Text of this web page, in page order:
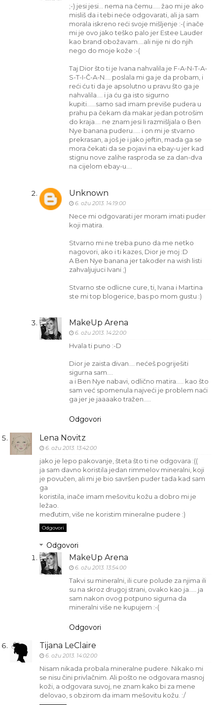
;-) jesi jesi... nema na čemu..... žao mi je ako
misliš da i tebi neće odgovarati, ali ja sam
morala iskreno reći svoje mišljenje :-( inače
mi je ovo jako teško palo jer Estee Lauder
kao brand obožavam....ali nije ni do njih
nego do moje kože :-(
Taj Dior što ti je Ivana nahvalila je F-A-N-T-A-
S-T-I-Č-A-N.... poslala mi ga je da probam, i
reći ću ti da je apsolutno u pravu što ga je
nahvalila.... i ja ću ga isto sigurno
kupiti......samo sad imam previše pudera u
prahu pa čekam da makar jedan potrošim
do kraja.... ne znam jesi li razmišljala o Ben
Nye banana puderu..... i on mi je stvarno
prekrasan, a još je i jako jeftin, mada ga se
mora čekati da se pojavi na ebay-u jer kad
stignu nove zalihe rasproda se za dan-dva
na cijelom ebay-u....
Unknown
6. ožu 2013. 14:19:00
Nece mi odgovarati jer moram imati puder
koji matira.
Stvarno mi ne treba puno da me netko
nagovori, ako i ti kazes, Dior je moj :D
A Ben Nye banana jer takoder na wish listi
zahvaljujuci Ivani ;)
Stvarno ste odlicne cure, ti, Ivana i Martina
ste mi top blogerice, bas po mom gustu :)
MakeUp Arena
6. ožu 2013. 14:22:00
Hvala ti puno :-D
Dior je zaista divan.... nećeš pogriješiti
sigurna sam....
a i Ben Nye nabavi, odlično matira..... kao što
sam već spomenula najveći je problem naći
ga jer je jaaaako tražen.....
Odgovori
Lena Novitz
6. ožu 2013. 13:42:00
jako je lepo pakovanje, šteta što ti ne odgovara :((
ja sam davno koristila jedan rimmelov mineralni, koji
je povučen, ali mi je bio savršen puder tada kad sam
ga
koristila, inače imam mešovitu kožu a dobro mi je
ležao.
međutim, više ne koristim mineralne pudere :)
Odgovori
Odgovori
MakeUp Arena
6. ožu 2013. 13:54:00
Takvi su mineralni, ili cure polude za njima ili
su na skroz drugoj strani, ovako kao ja..... ja
sam nakon ovog potpuno sigurna da
mineralni više ne kupujem :-(
Odgovori
Tijana LeClaire
6. ožu 2013. 14:02:00
Nisam nikada probala mineralne pudere. Nikako mi
se nisu čini privlačnim. Ali pošto ne odgovara masnoj
koži, a odgovara suvoj, ne znam kako bi za mene
delovao, s obzirom da imam mešovitu kožu. :/